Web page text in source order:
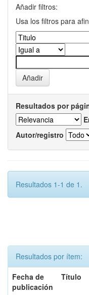
Añadir filtros:
Usa los filtros para
Resultados por
Autor/registro
Resultados 1-1 de 1.
Resultados por ítem:
Fecha de
publicación
Título